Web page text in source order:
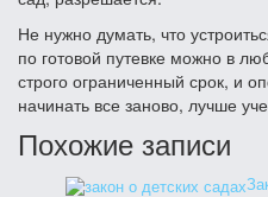
Не нужно думать, что
по готовой путевке можно в
строго ограниченный срок, и
начинать все заново, лучше
Похожие записи